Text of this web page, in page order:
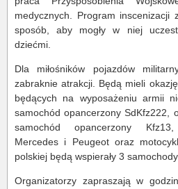
medycznych. Program inscenizacji
sposób, aby mogły w niej
dziećmi.
Dla miłośników pojazdów
zabraknie atrakcji. Będą mieli
będących na wyposażeniu armii
samochód opancerzony SdKfz222,
samochód opancerzony
Mercedes i Peugeot oraz
polskiej będą wspierały 3
Organizatorzy zapraszają w